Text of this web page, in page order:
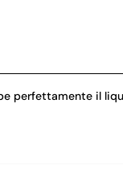
perfettamente il